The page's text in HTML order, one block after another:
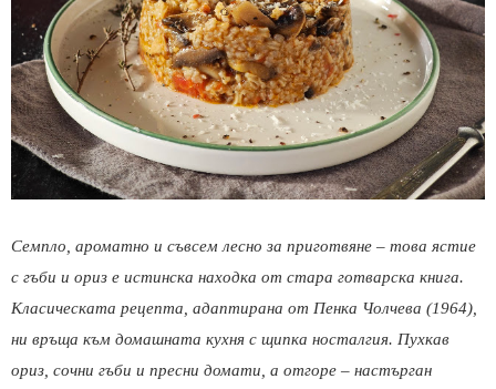
Семпло, ароматно и съвсем лесно за приготвяне – това ястие
с гъби и ориз е истинска находка от стара готварска книга.
Класическата рецепта, адаптирана от Пенка Чолчева (1964),
ни връща към домашната кухня с щипка носталгия. Пухкав
ориз, сочни гъби и пресни домати, а отгоре – настърган